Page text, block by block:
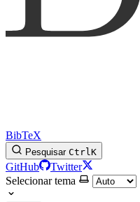
BibTeX
Pesquisar CtrlK
GitHub
Twitter
Selecionar tema